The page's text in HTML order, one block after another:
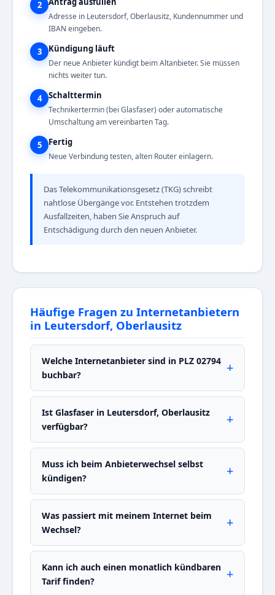
2
Adresse in Leutersdorf, Oberlausitz, Kundennummer und
IBAN eingeben.
3 Kündigung läuft
Der neue Anbieter kündigt beim Altanbieter. Sie müssen
nichts weiter tun.
4 Schalttermin
Technikertermin (bei Glasfaser) oder automatische
Umschaltung am vereinbarten Tag.
5 Fertig
Neue Verbindung testen, alten Router einlagern.
Das Telekommunikationsgesetz (TKG) schreibt
nahtlose Übergänge vor. Entstehen trotzdem
Ausfallzeiten, haben Sie Anspruch auf
Entschädigung durch den neuen Anbieter.
Häufige Fragen zu Internetanbietern
in Leutersdorf, Oberlausitz
Welche Internetanbieter sind in PLZ 02794
buchbar?
Ist Glasfaser in Leutersdorf, Oberlausitz
verfügbar?
Muss ich beim Anbieterwechsel selbst
kündigen?
Was passiert mit meinem Internet beim
Wechsel?
Kann ich auch einen monatlich kündbaren
Tarif finden?